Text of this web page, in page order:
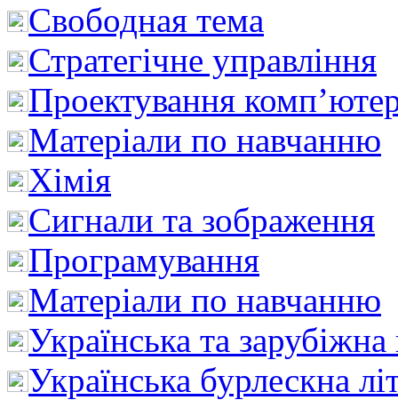
Свободная тема
Стратегічне управління
Проектування
Матеріали по навчанню
Хімія
Сигнали та зображення
Програмування
Матеріали по навчанню
Українська та зарубіжна
Українська бурлескна